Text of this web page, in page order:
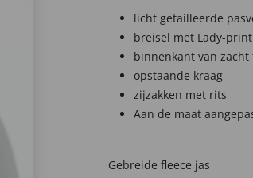
licht getailleerde
breisel met Lady-print
binnenkant van zacht
opstaande kraag
zijzakken met rits
Aan de maat
Gebreide fleece jas